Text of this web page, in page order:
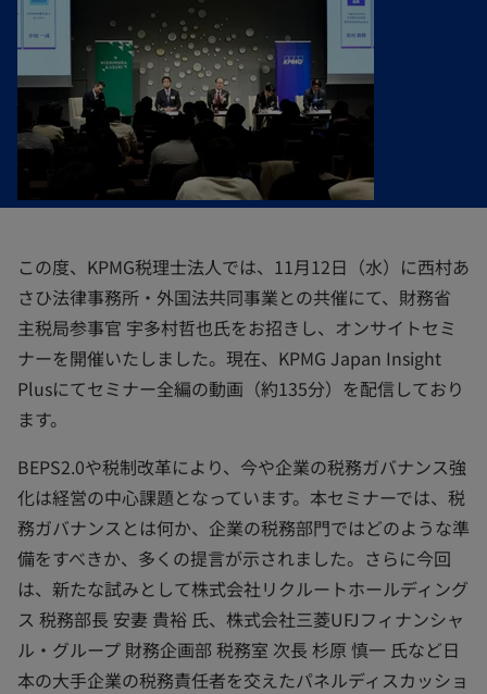
この度、KPMG税理士法人では、11月12日（水）に西村あ
さひ法律事務所・外国法共同事業との共催にて、財務省
主税局参事官 宇多村哲也氏をお招きし、オンサイトセミ
ナーを開催いたしました。現在、KPMG Japan Insight
Plusにてセミナー全編の動画（約135分）を配信しており
ます。
BEPS2.0や税制改革により、今や企業の税務ガバナンス強
化は経営の中心課題となっています。本セミナーでは、税
務ガバナンスとは何か、企業の税務部門ではどのような準
備をすべきか、多くの提言が示されました。さらに今回
は、新たな試みとして株式会社リクルートホールディング
ス 税務部長 安妻 貴裕 氏、株式会社三菱UFJフィナンシャ
ル・グループ 財務企画部 税務室 次長 杉原 慎一 氏など日
本の大手企業の税務責任者を交えたパネルディスカッショ